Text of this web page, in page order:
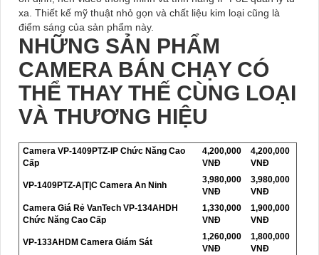
xa. Thiết kế mỹ thuật nhỏ gọn và chất liệu kim loại cũng là
điểm sáng của sản phẩm này.
NHỮNG SẢN PHẨM
CAMERA BÁN CHẠY CÓ
THỂ THAY THẾ CÙNG LOẠI
VÀ THƯƠNG HIỆU
Camera VP-1409PTZ-IP Chức Năng Cao
Cấp
4,200,000
VNĐ
4,200,000
VNĐ
VP-1409PTZ-A|T|C Camera An Ninh
3,980,000
VNĐ
3,980,000
VNĐ
Camera Giá Rẻ VanTech VP-134AHDH
Chức Năng Cao Cấp
1,330,000
VNĐ
1,900,000
VNĐ
VP-133AHDM Camera Giám Sát
1,260,000
VNĐ
1,800,000
VNĐ